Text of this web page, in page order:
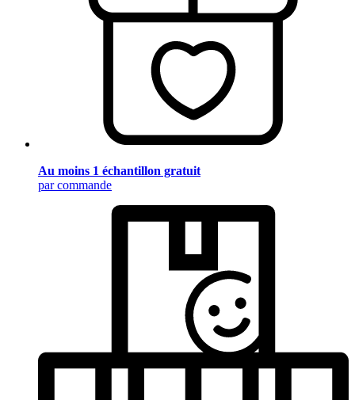
Au moins 1 échantillon gratuit
par commande